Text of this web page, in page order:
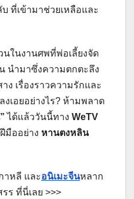
ที่เข้ามาช่วยเหลือและ
นในงานศพที่พ่อเลี้ยงจัด
นำมาซึ่งความตกตะลึง
เรื่องราวความรักและ
เอยอย่างไร? ห้ามพลาด
ได้แล้ววันนี้ทาง WeTV
มืออย่าง หานตงหลิน
าหลี และอนิเมะจีนหลาก
ร ที่นี่เลย >>>